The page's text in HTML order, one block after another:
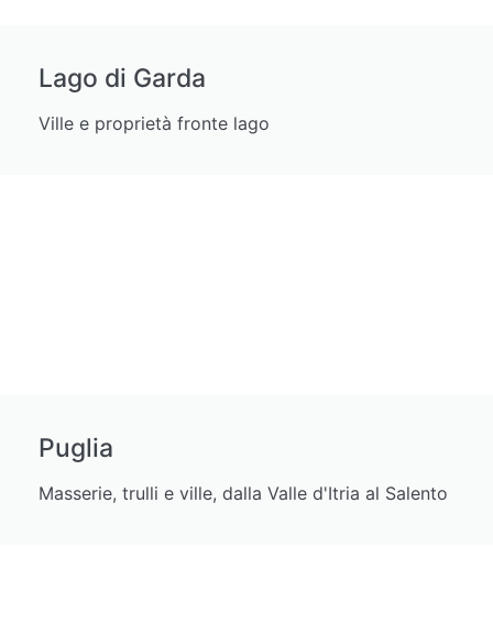
Lago di Garda
Ville e proprietà fronte lago
Puglia
Masserie, trulli e ville, dalla Valle d'Itria al Salento